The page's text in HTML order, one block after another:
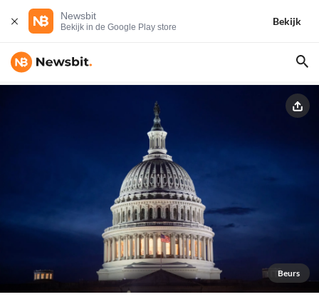
Newsbit
Bekijk in de Google Play store
Bekijk
Beurs